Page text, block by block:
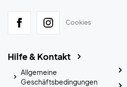
Cookies
Hilfe & Kontakt
Allgemeine
Geschäftsbedingungen